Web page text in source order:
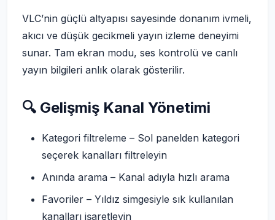
VLC’nin güçlü altyapısı sayesinde donanım ivmeli,
akıcı ve düşük gecikmeli yayın izleme deneyimi
sunar. Tam ekran modu, ses kontrolü ve canlı
yayın bilgileri anlık olarak gösterilir.
🔍 Gelişmiş Kanal Yönetimi
Kategori filtreleme – Sol panelden kategori
seçerek kanalları filtreleyin
Anında arama – Kanal adıyla hızlı arama
Favoriler – Yıldız simgesiyle sık kullanılan
kanalları işaretleyin